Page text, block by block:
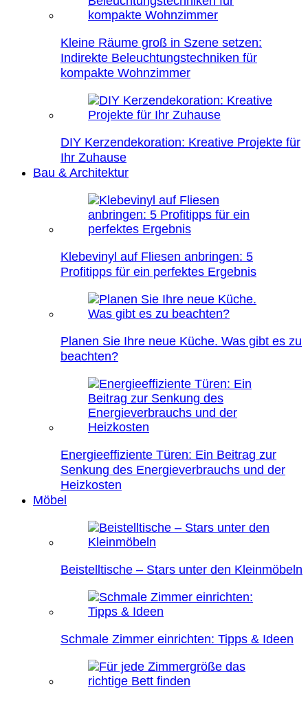
Kleine Räume groß in Szene setzen:
Indirekte Beleuchtungstechniken für
kompakte Wohnzimmer
DIY Kerzendekoration: Kreative Projekte für
Ihr Zuhause
Bau & Architektur
Klebevinyl auf Fliesen anbringen: 5
Profitipps für ein perfektes Ergebnis
Planen Sie Ihre neue Küche. Was gibt es zu
beachten?
Energieeffiziente Türen: Ein Beitrag zur
Senkung des Energieverbrauchs und der
Heizkosten
Möbel
Beistelltische – Stars unter den Kleinmöbeln
Schmale Zimmer einrichten: Tipps & Ideen